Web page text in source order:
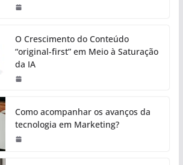
O Crescimento do Conteúdo
“original-first” em Meio à Saturação
da IA
Como acompanhar os avanços da
tecnologia em Marketing?